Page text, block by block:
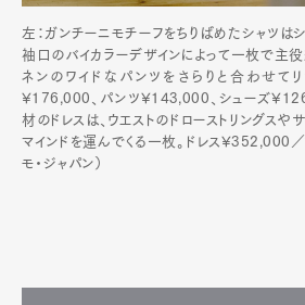
左：ガンチーニモチーフをちりばめたシャツは
袖口のバイカラーデザインによって一枚で主
ネンのワイドなパンツをさらりと合わせてリ
¥176,000、パンツ¥143,000、シューズ
材のドレスは、ウエストのドローストリングスや
マインドを運んでくる一枚。ドレス¥352,000／
モ・ジャパン）